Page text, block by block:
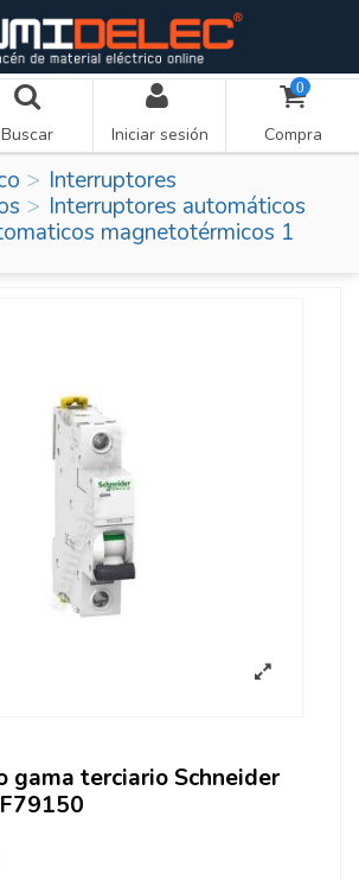
Buscar Iniciar sesión
0
Compra
Interruptores
Interruptores automáticos
magnetotérmicos 1
gama terciario Schneider